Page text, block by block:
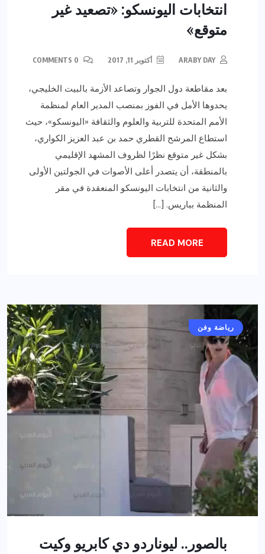
انتخابات اليونسكو: «تصعيد غير
متوقع»
ARABY DAY أكتوبر 11, 2017
بعد مقاطعة دول الجوار وتصاعد الأزمة بالبيت الخليجي،
يحدوها الأمل في الفوز بمنصب المدير العام لمنظمة
الأمم المتحدة للتربية والعلوم والثقافة «اليونسكو»، حيث
استطاع المرشح القطري حمد بن عبد العزيز الكواري،
بشكل غير متوقع نظرًا لظروف المشهد الإقليمي
بالمنطقة، أن يتصدر أعلى الأصوات في الجولتين الأولى
والثانية من انتخابات اليونسكو المنعقدة في مقر
المنظمة بباريس. […]
READ MORE
رياضة وفن
بالصور.. ليوناردو دي كابريو وكيت